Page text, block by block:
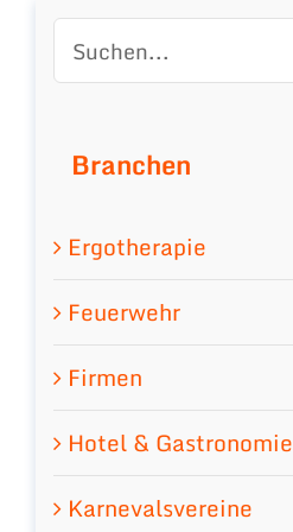
Branchen
Ergotherapie
Feuerwehr
Firmen
Hotel & Gastronomie
Karnevalsvereine